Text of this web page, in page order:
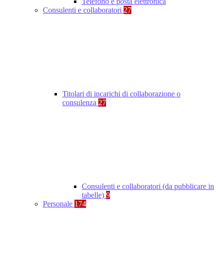
Consulenti e collaboratori 27
Titolari di incarichi di collaborazione o
consulenza 27
Consulenti e collaboratori (da pubblicare in
tabelle) 9
Personale 174